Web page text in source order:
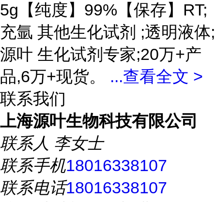
5g【纯度】99%【保存】RT;
充氩 其他生化试剂 ;透明液体;
源叶 生化试剂专家;20万+产
品,6万+现货。 ...查看全文 >
联系我们
上海源叶生物科技有限公司
联系人 李女士
联系手机18016338107
联系电话18016338107